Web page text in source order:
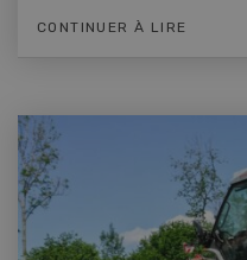
CONTINUER À LIRE